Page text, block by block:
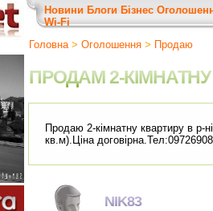
Новини Блоги Бізнес
Wi-Fi
Головна> Оголошення > Продаю
ПРОДАМ 2-
Продаю 2-кімнатну квартиру в р-
кв.м).Ціна
NIK83